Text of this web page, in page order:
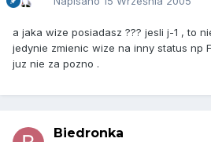
a jaka wize posiadasz ??? jesli j-1 , to
jedynie zmienic wize na inny status np
juz nie za pozno .
Biedronka